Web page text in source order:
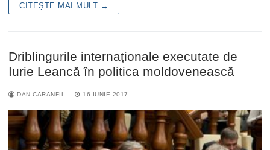
CITEȘTE MAI MULT →
Driblingurile internaționale executate de
Iurie Leancă în politica moldovenească
DAN CARANFIL 16 IUNIE 2017